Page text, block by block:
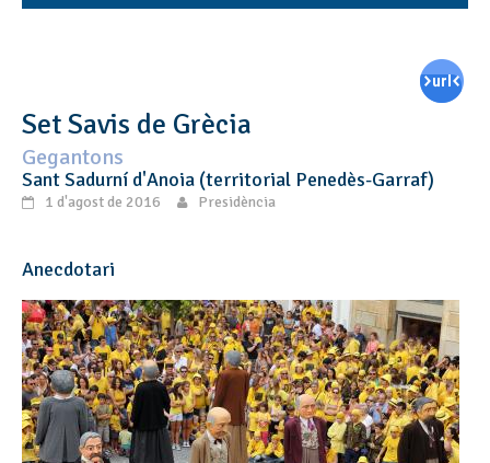
Set Savis de Grècia
Gegantons
Sant Sadurní d'Anoia (territorial Penedès-Garraf)
1 d'agost de 2016 Presidència
Anecdotari